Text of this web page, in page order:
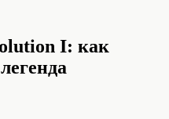
I: как